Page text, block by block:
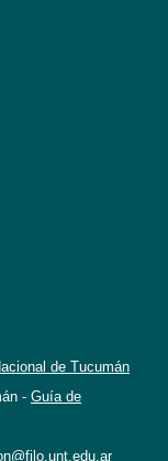
de Tucumán
- Guía de